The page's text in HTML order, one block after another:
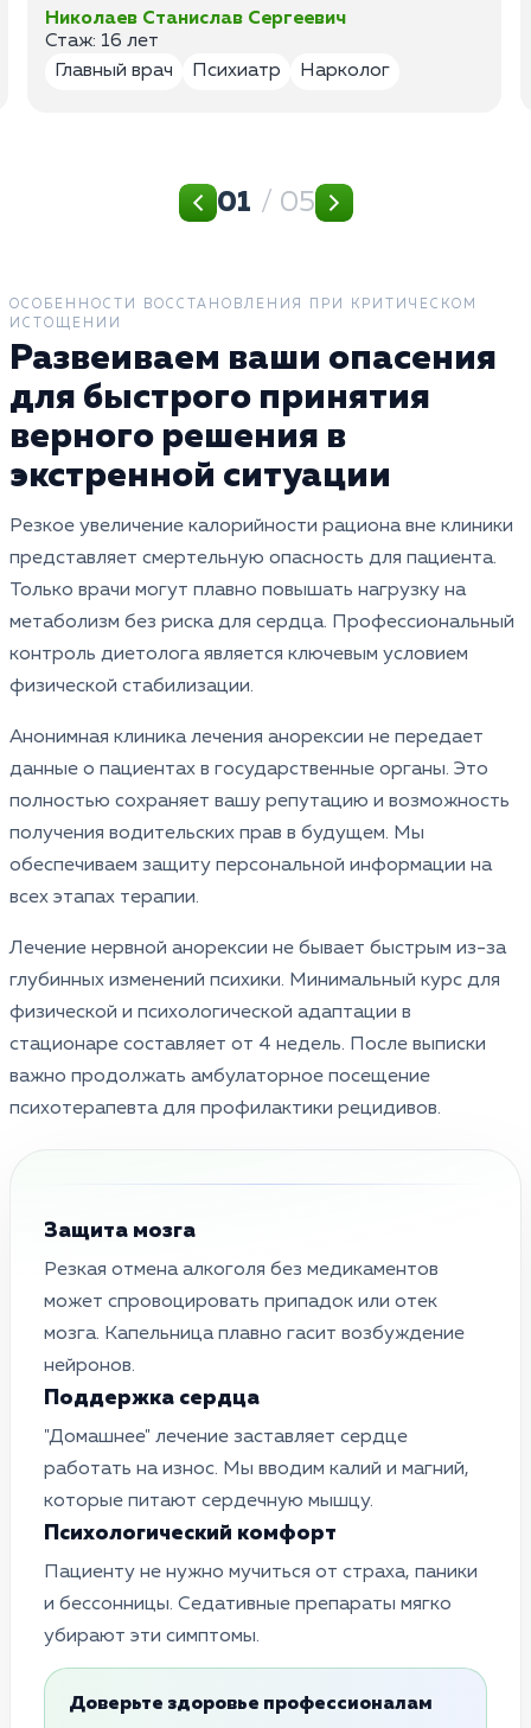
Николаев Станислав Сергеевич
Стаж: 16 лет
Главный врач
Психиатр Нарколог
01 / 05
ОСОБЕННОСТИ ВОССТАНОВЛЕНИЯ ПРИ КРИТИЧЕСКОМ
ИСТОЩЕНИИ
Развеиваем ваши опасения
для быстрого принятия
верного решения в
экстренной ситуации
Резкое увеличение калорийности рациона вне клиники
представляет смертельную опасность для пациента.
Только врачи могут плавно повышать нагрузку на
метаболизм без риска для сердца. Профессиональный
контроль диетолога является ключевым условием
физической стабилизации.
Анонимная клиника лечения анорексии не передает
данные о пациентах в государственные органы. Это
полностью сохраняет вашу репутацию и возможность
получения водительских прав в будущем. Мы
обеспечиваем защиту персональной информации на
всех этапах терапии.
Лечение нервной анорексии не бывает быстрым из-за
глубинных изменений психики. Минимальный курс для
физической и психологической адаптации в
стационаре составляет от 4 недель. После выписки
важно продолжать амбулаторное посещение
психотерапевта для профилактики рецидивов.
Защита мозга
Резкая отмена алкоголя без медикаментов
может спровоцировать припадок или отек
мозга. Капельница плавно гасит возбуждение
нейронов.
Поддержка сердца
"Домашнее" лечение заставляет сердце
работать на износ. Мы вводим калий и магний,
которые питают сердечную мышцу.
Психологический комфорт
Пациенту не нужно мучиться от страха, паники
и бессонницы. Седативные препараты мягко
убирают эти симптомы.
Доверьте здоровье профессионалам